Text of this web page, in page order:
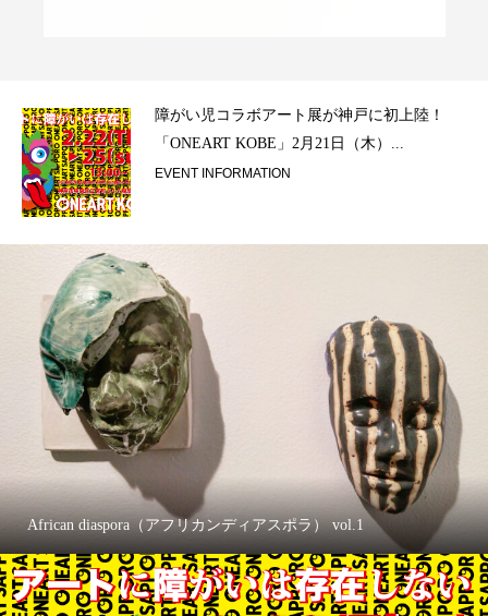
障がい児コラボアート展が神戸に初上陸！
「ONEART KOBE」2月21日（木）...
EVENT INFORMATION
African diaspora（アフリカンディアスポラ） vol.1